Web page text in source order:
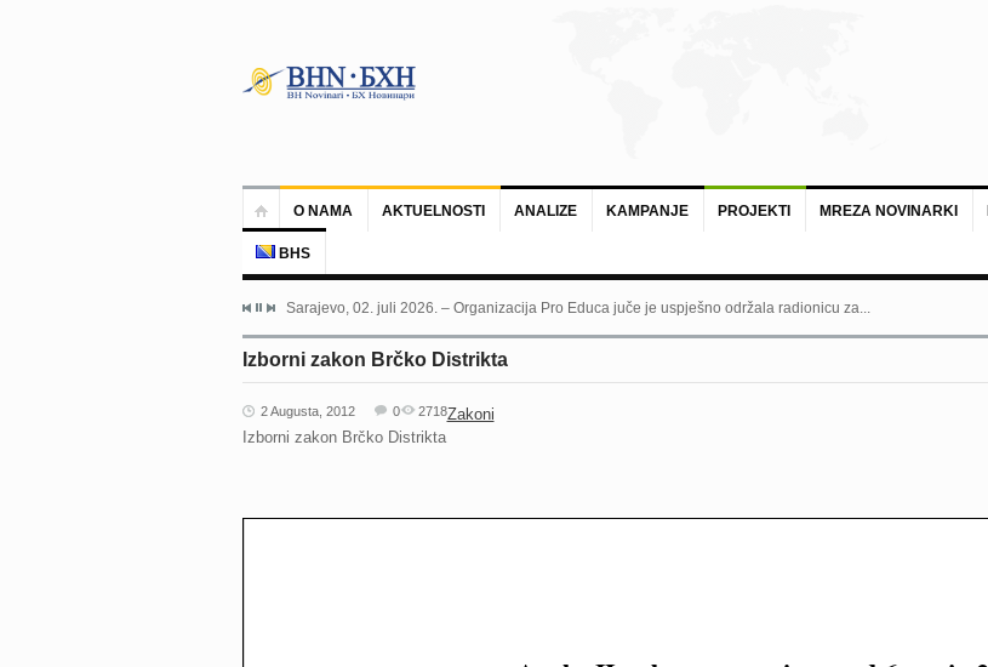
O NAMA AKTUELNOSTI ANALIZE KAMPANJE PROJEKTI MREZA NOVINARKI
BHS
Sarajevo, 02. juli 2026. – Organizacija Pro Educa juče je uspješno održala radionicu za...
Izborni zakon Brčko Distrikta
2 Augusta, 2012 Zakoni
0 2718
Izborni zakon Brčko Distrikta